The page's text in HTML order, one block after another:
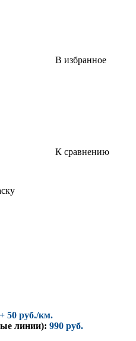
В избранное
К сравнению
50 руб./км.
линии): 990 руб.